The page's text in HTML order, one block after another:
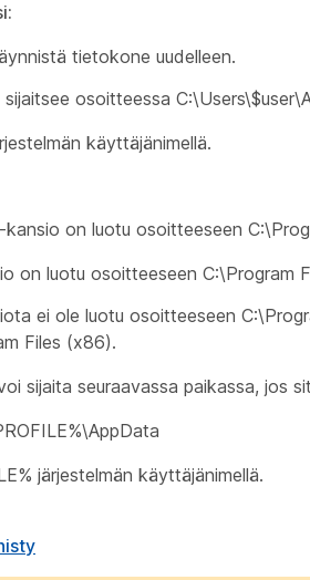
tietokone uudelleen.
osoitteessa
käyttäjänimellä.
on luotu osoitteeseen
on luotu osoitteeseen C:\Program
ei ole luotu osoitteeseen
Files (x86).
sijaita seuraavassa paikassa, jos
järjestelmän käyttäjänimellä.